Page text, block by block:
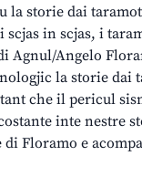
la storie dai
in scjas, i
Agnul/Angelo
la storie dai
che il pericul
inte nestre
di Floramo e